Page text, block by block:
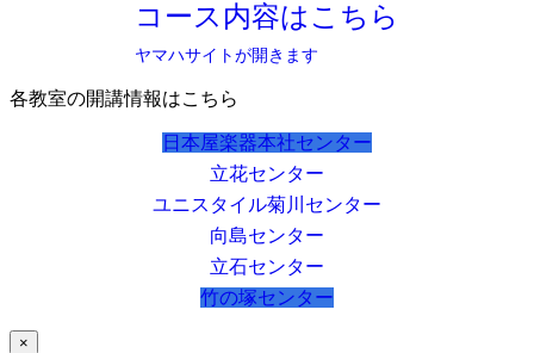
コース内容はこちら
ヤマハサイトが開きます
各教室の開講情報はこちら
日本屋楽器本社センター
立花センター
ユニスタイル菊川センター
向島センター
立石センター
竹の塚センター
×